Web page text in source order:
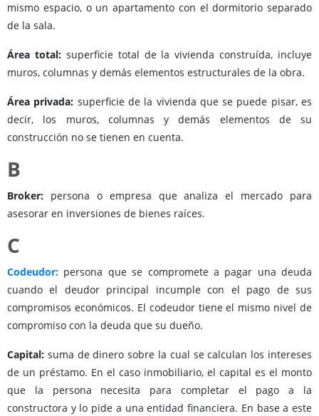
mismo espacio, o un apartamento con el dormitorio separado
de la sala.
Área total: superficie total de la vivienda construída, incluye
muros, columnas y demás elementos estructurales de la obra.
Área privada: superficie de la vivienda que se puede pisar, es
decir, los muros, columnas y demás elementos de su
construcción no se tienen en cuenta.
B
Broker: persona o empresa que analiza el mercado para
asesorar en inversiones de bienes raíces.
C
Codeudor: persona que se compromete a pagar una deuda
cuando el deudor principal incumple con el pago de sus
compromisos económicos. El codeudor tiene el mismo nivel de
compromiso con la deuda que su dueño.
Capital: suma de dinero sobre la cual se calculan los intereses
de un préstamo. En el caso inmobiliario, el capital es el monto
que la persona necesita para completar el pago a la
constructora y lo pide a una entidad financiera. En base a este